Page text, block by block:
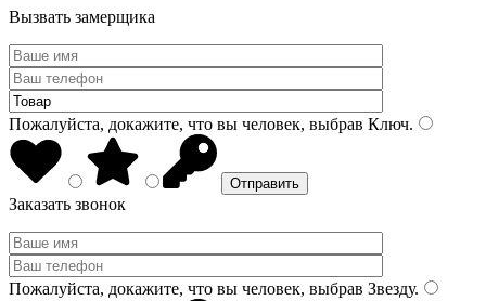
Вызвать замерщика
Пожалуйста, докажите, что вы человек, выбрав Ключ.
Заказать звонок
Пожалуйста, докажите, что вы человек, выбрав Звезду.